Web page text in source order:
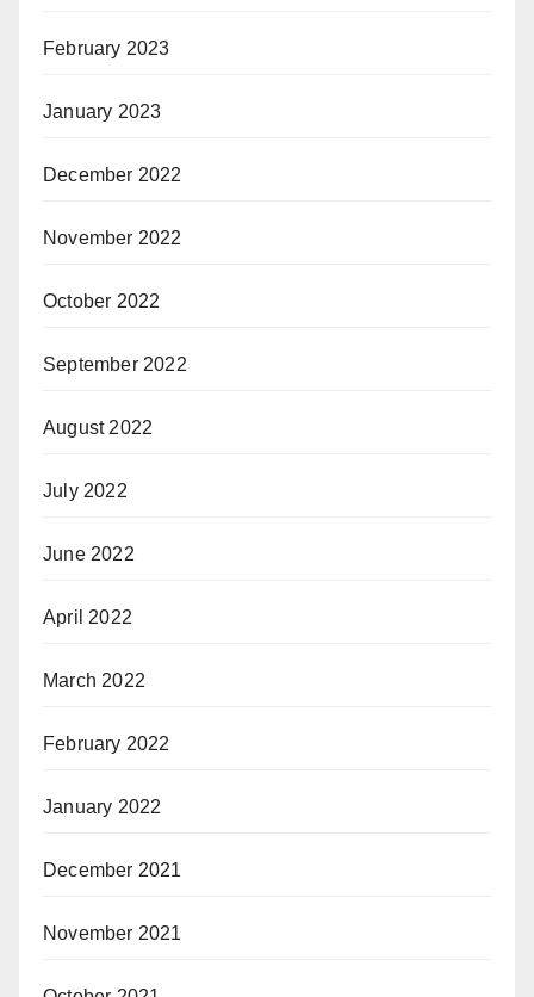
February 2023
January 2023
December 2022
November 2022
October 2022
September 2022
August 2022
July 2022
June 2022
April 2022
March 2022
February 2022
January 2022
December 2021
November 2021